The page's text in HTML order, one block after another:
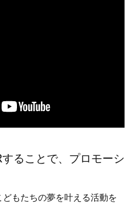
ることで、プロモーシ
もたちの夢を叶える活動を